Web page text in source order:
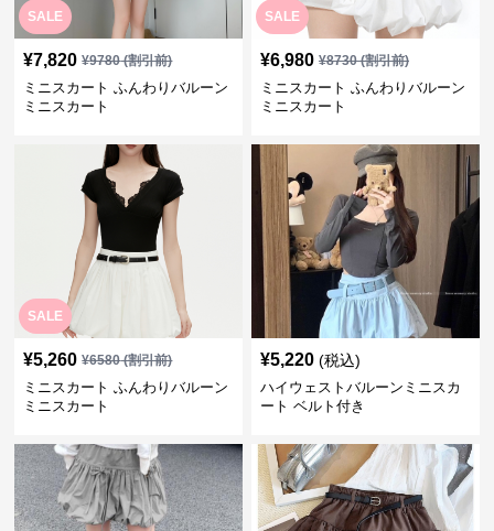
SALE
¥7,820 ¥9780(割引前)
ミニスカート ふんわりバルーン
ミニスカート
SALE
¥6,980 ¥8730(割引前)
ミニスカート ふんわりバルーン
ミニスカート
SALE
¥5,260 ¥6580(割引前)
ミニスカート ふんわりバルーン
ミニスカート
¥5,220 (税込)
ハイウェストバルーンミニスカ
ート ベルト付き